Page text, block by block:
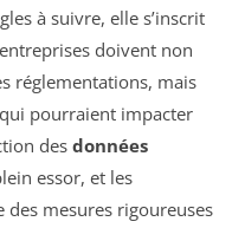
à suivre, elle s’inscrit
doivent non
réglementations, mais
pourraient impacter
des données
essor, et les
mesures rigoureuses